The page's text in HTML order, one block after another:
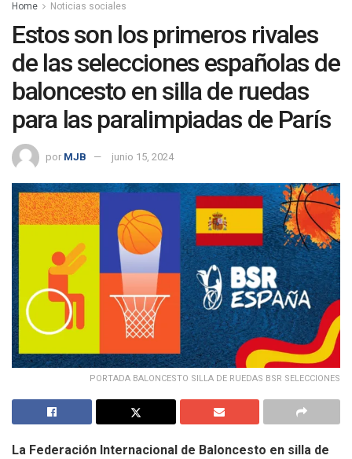
Home Noticias sociales
Estos son los primeros rivales
de las selecciones españolas de
baloncesto en silla de ruedas
para las paralimpiadas de París
por MJB junio 15, 2024
PORTADA BALONCESTO SILLA DE RUEDAS BSR SELECCIONES
La Federación Internacional de Baloncesto en silla de